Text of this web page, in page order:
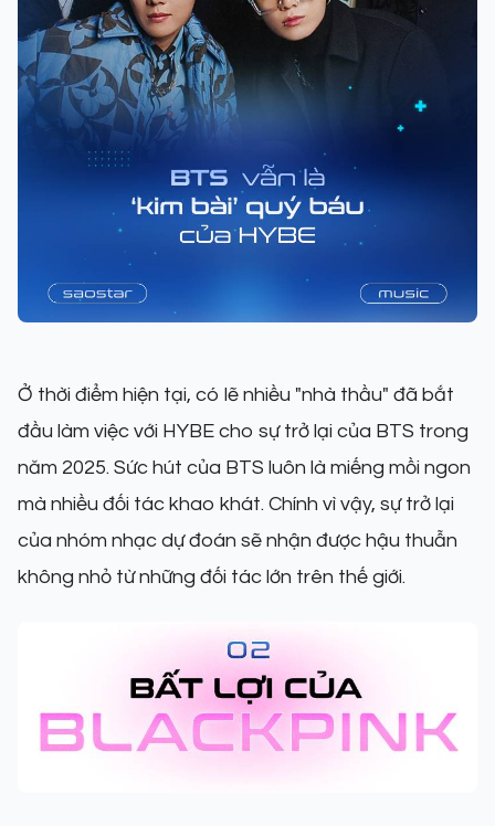
Ở thời điểm hiện tại, có lẽ nhiều "nhà thầu" đã bắt
đầu làm việc với HYBE cho sự trở lại của BTS trong
năm 2025. Sức hút của BTS luôn là miếng mồi ngon
mà nhiều đối tác khao khát. Chính vì vậy, sự trở lại
của nhóm nhạc dự đoán sẽ nhận được hậu thuẫn
không nhỏ từ những đối tác lớn trên thế giới.